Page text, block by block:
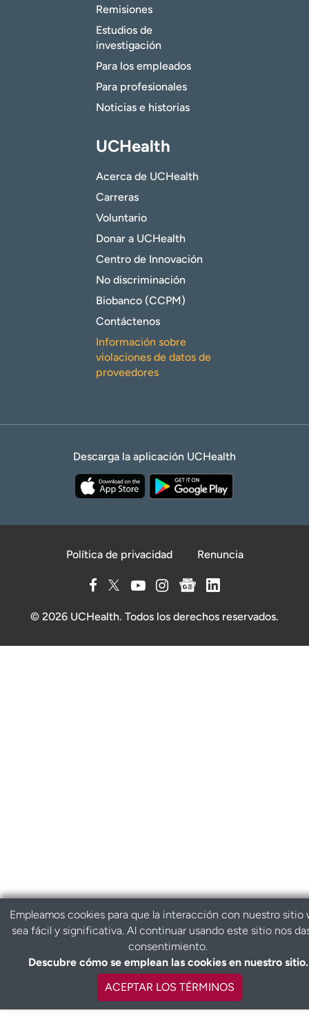
Remisiones
Estudios de
investigación
Para los empleados
Para profesionales
Noticias e historias
UCHealth
Acerca de UCHealth
Carreras
Voluntario
Donar a UCHealth
Centro de Innovación
No discriminación
Biobanco (CCPM)
Contáctenos
Información sobre
violaciones de datos de
proveedores
Descarga la aplicación UCHealth
Política de privacidad Renuncia
© 2026 UCHealth. Todos los derechos reservados.
Empleamos cookies para que la interacción con nuestro sitio
sea fácil y significativa. Al continuar usando este sitio nos
consentimiento.
Descubre cómo se emplean las cookies en nuestro sitio.
ACEPTAR LOS TÉRMINOS